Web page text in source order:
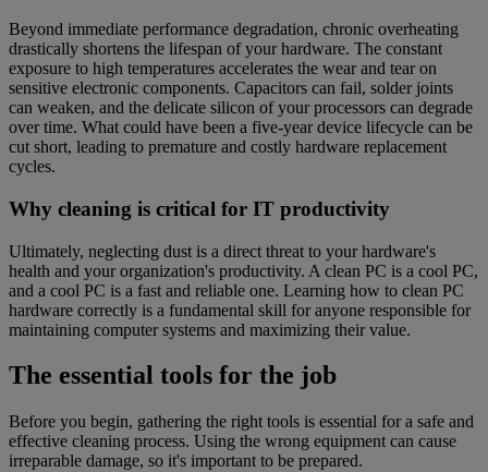
Beyond immediate performance degradation, chronic overheating
drastically shortens the lifespan of your hardware. The constant
exposure to high temperatures accelerates the wear and tear on
sensitive electronic components. Capacitors can fail, solder joints
can weaken, and the delicate silicon of your processors can degrade
over time. What could have been a five-year device lifecycle can be
cut short, leading to premature and costly hardware replacement
cycles.
Why cleaning is critical for IT productivity
Ultimately, neglecting dust is a direct threat to your hardware's
health and your organization's productivity. A clean PC is a cool PC,
and a cool PC is a fast and reliable one. Learning how to clean PC
hardware correctly is a fundamental skill for anyone responsible for
maintaining computer systems and maximizing their value.
The essential tools for the job
Before you begin, gathering the right tools is essential for a safe and
effective cleaning process. Using the wrong equipment can cause
irreparable damage, so it's important to be prepared.